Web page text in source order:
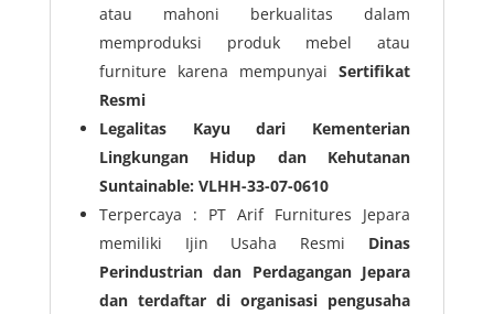
atau mahoni berkualitas dalam
memproduksi produk mebel atau
furniture karena mempunyaiSertifikat
Resmi
Legalitas Kayu dari Kementerian
Lingkungan Hidup dan Kehutanan
Suntainable: VLHH-33-07-0610
Terpercaya : PT Arif Furnitures Jepara
memiliki Ijin Usaha Resmi Dinas
Perindustrian dan Perdagangan Jepara
dan terdaftar di organisasi pengusaha